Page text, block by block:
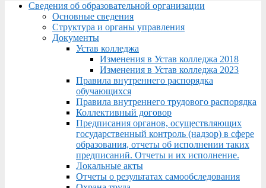
Menu
Сведения об образовательной организации
Основные сведения
Структура и органы управления
Документы
Устав колледжа
Изменения в Устав колледжа 2018
Изменения в Устав колледжа 2023
Правила внутреннего распорядка
обучающихся
Правила внутреннего трудового распорядка
Коллективный договор
Предписания органов, осуществляющих
государственный контроль (надзор) в сфере
образования, отчеты об исполнении таких
предписаний. Отчеты и их исполнение.
Локальные акты
Отчеты о результатах самообследования